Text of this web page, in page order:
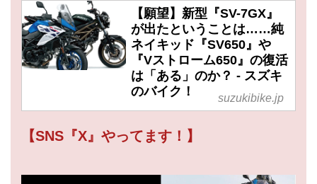
【願望】新型『SV-7GX』
が出たということは……純
ネイキッド『SV650』や
『Vストローム650』の復活
は「ある」のか？ - スズキ
のバイク！
suzukibike.jp
【SNS『X』やってます！】